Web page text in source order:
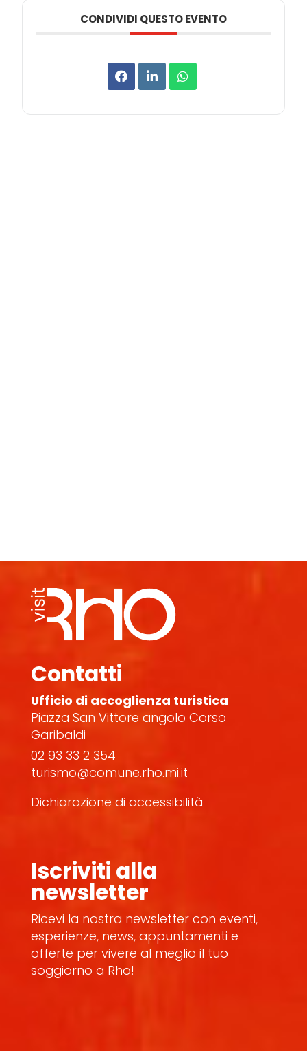
CONDIVIDI QUESTO EVENTO
Contatti
Ufficio di accoglienza turistica
Piazza San Vittore angolo Corso
Garibaldi
02 93 33 2 354
turismo@comune.rho.mi.it
Dichiarazione di accessibilità
Iscriviti alla
newsletter
Ricevi la nostra newsletter con eventi,
esperienze, news, appuntamenti e
offerte per vivere al meglio il tuo
soggiorno a Rho!